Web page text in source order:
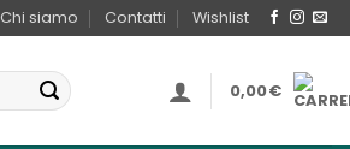
Chi siamo Contatti Wishlist
0,00€